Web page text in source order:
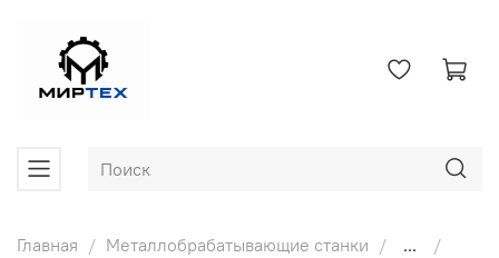
Главная Металлобрабатывающие станки
...